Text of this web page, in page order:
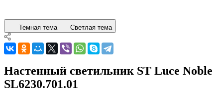
Темная тема Светлая тема
Настенный светильник ST Luce Noble
SL6230.701.01